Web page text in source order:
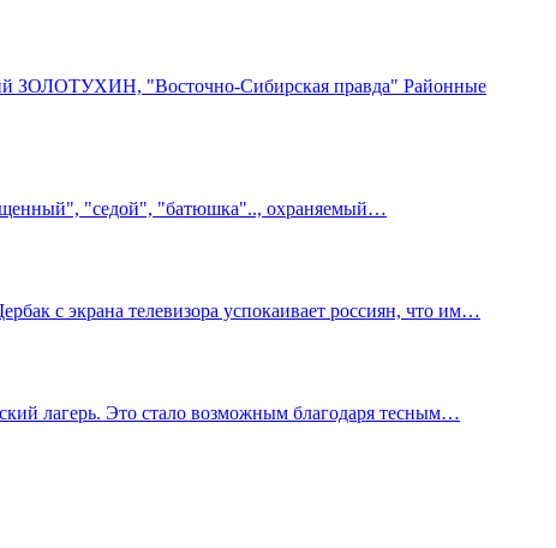
ЗОЛОТУХИН, "Восточно-Сибирская правда" Районные
"седой", "батюшка".., охраняемый…
с экрана телевизора успокаивает россиян, что им…
лагерь. Это стало возможным благодаря тесным…